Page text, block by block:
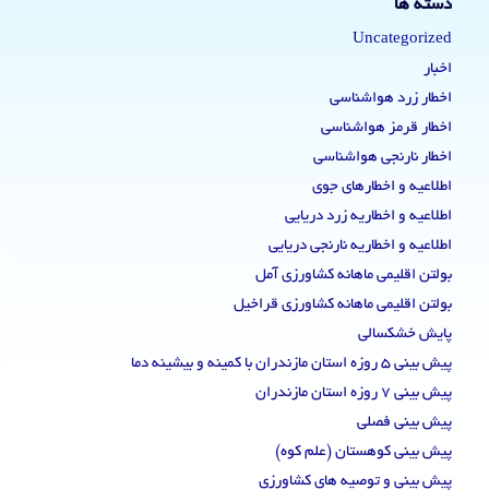
دسته ها
Uncategorized
اخبار
اخطار زرد هواشناسی
اخطار قرمز هواشناسی
اخطار نارنجی هواشناسی
اطلاعیه و اخطارهای جوی
اطلاعیه و اخطاریه زرد دریایی
اطلاعیه و اخطاریه نارنجی دریایی
بولتن اقلیمی ماهانه کشاورزی آمل
بولتن اقلیمی ماهانه کشاورزی قراخیل
پایش خشکسالی
پیش بینی 5 روزه استان مازندران با کمینه و بیشینه دما
پیش بینی 7 روزه استان مازندران
پیش بینی فصلی
پیش بینی کوهستان (علم کوه)
پیش بینی و توصیه های کشاورزی